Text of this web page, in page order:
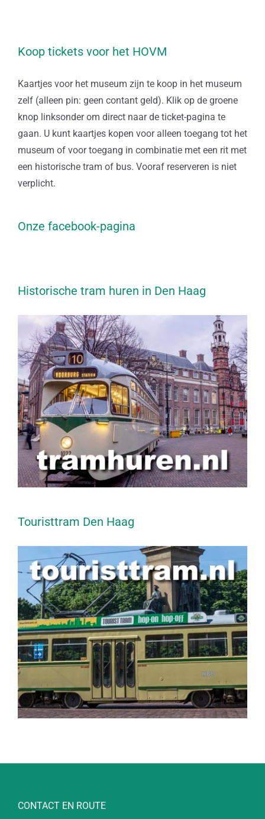
Koop tickets voor het HOVM
Kaartjes voor het museum zijn te koop in het museum
zelf (alleen pin: geen contant geld). Klik op de groene
knop linksonder om direct naar de ticket-pagina te
gaan. U kunt kaartjes kopen voor alleen toegang tot het
museum of voor toegang in combinatie met een rit met
een historische tram of bus. Vooraf reserveren is niet
verplicht.
Onze facebook-pagina
Historische tram huren in Den Haag
Touristtram Den Haag
CONTACT EN ROUTE